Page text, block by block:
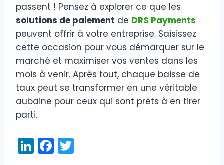
passent ! Pensez à explorer ce que les
solutions de paiement de DRS Payments
peuvent offrir à votre entreprise. Saisissez
cette occasion pour vous démarquer sur le
marché et maximiser vos ventes dans les
mois à venir. Après tout, chaque baisse de
taux peut se transformer en une véritable
aubaine pour ceux qui sont prêts à en tirer
parti.
Li F